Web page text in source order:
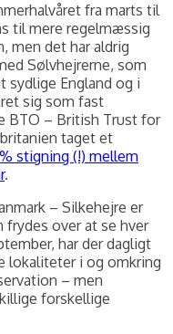
fra marts til
til mere regelmæssig
men det har aldrig
Sølvhejrerne, som
sydlige England og i
sig som fast
BTO – British Trust for
taget et
stigning (!) mellem
.
– Silkehejre er
over at se hver
har der dagligt
lokaliteter i og omkring
– men
forskellige